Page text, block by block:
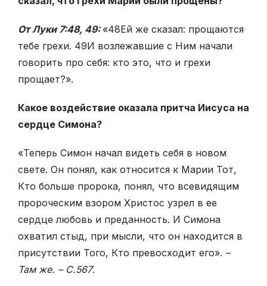
От Луки 7:48, 49:«48Ей же сказал: прощаются
тебе грехи. 49И возлежавшие с Ним начали
говорить про себя: кто это, что и грехи
прощает?».
Какое воздействие оказала притча Иисуса на
сердце Симона?
«Теперь Симон начал видеть себя в новом
свете. Он понял, как относится к Марии Тот,
Кто больше пророка, понял, что всевидящим
пророческим взором Христос узрел в ее
сердце любовь и преданность. И Симона
охватил стыд, при мысли, что он находится в
присутствии Того, Кто превосходит его». –
Там же. – С.567.